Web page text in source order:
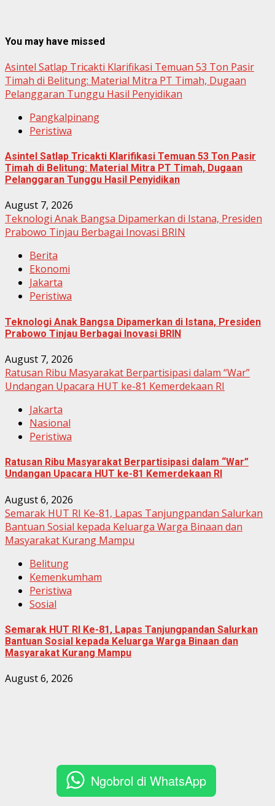
You may have missed
Asintel Satlap Tricakti Klarifikasi Temuan 53 Ton Pasir
Timah di Belitung: Material Mitra PT Timah, Dugaan
Pelanggaran Tunggu Hasil Penyidikan
Pangkalpinang
Peristiwa
Asintel Satlap Tricakti Klarifikasi Temuan 53 Ton Pasir
Timah di Belitung: Material Mitra PT Timah, Dugaan
Pelanggaran Tunggu Hasil Penyidikan
August 7, 2026
Teknologi Anak Bangsa Dipamerkan di Istana, Presiden
Prabowo Tinjau Berbagai Inovasi BRIN
Berita
Ekonomi
Jakarta
Peristiwa
Teknologi Anak Bangsa Dipamerkan di Istana, Presiden
Prabowo Tinjau Berbagai Inovasi BRIN
August 7, 2026
Ratusan Ribu Masyarakat Berpartisipasi dalam “War”
Undangan Upacara HUT ke-81 Kemerdekaan RI
Jakarta
Nasional
Peristiwa
Ratusan Ribu Masyarakat Berpartisipasi dalam “War”
Undangan Upacara HUT ke-81 Kemerdekaan RI
August 6, 2026
Semarak HUT RI Ke-81, Lapas Tanjungpandan Salurkan
Bantuan Sosial kepada Keluarga Warga Binaan dan
Masyarakat Kurang Mampu
Belitung
Kemenkumham
Peristiwa
Sosial
Semarak HUT RI Ke-81, Lapas Tanjungpandan Salurkan
Bantuan Sosial kepada Keluarga Warga Binaan dan
Masyarakat Kurang Mampu
August 6, 2026
Ngobrol di WhatsApp